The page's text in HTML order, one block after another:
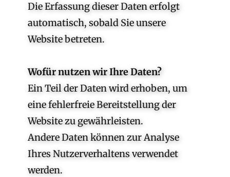
Die Erfassung dieser Daten erfolgt
automatisch, sobald Sie unsere
Website betreten.
Wofür nutzen wir Ihre Daten?
Ein Teil der Daten wird erhoben, um
eine fehlerfreie Bereitstellung der
Website zu gewährleisten.
Andere Daten können zur Analyse
Ihres Nutzerverhaltens verwendet
werden.